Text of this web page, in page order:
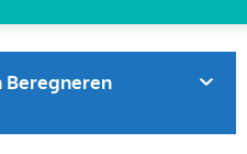
Beregneren